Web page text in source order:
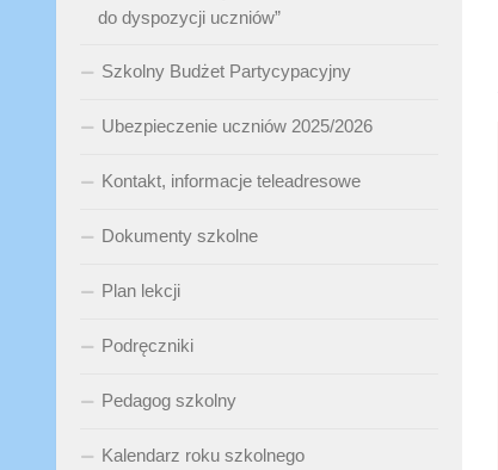
do dyspozycji uczniów”
Szkolny Budżet Partycypacyjny
Ubezpieczenie uczniów 2025/2026
Kontakt, informacje teleadresowe
Dokumenty szkolne
Plan lekcji
Podręczniki
Pedagog szkolny
Kalendarz roku szkolnego